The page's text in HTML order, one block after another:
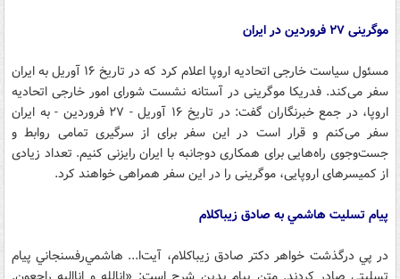
موگرینی ۲۷ فروردین در ایران
مسئول سیاست خارجی اتحادیه اروپا اعلام کرد که در تاریخ ۱۶ آوریل به ایران
سفر می‌کند. فدریکا موگرینی در آستانه نشست شورای امور خارجی اتحادیه
اروپا، در جمع خبرنگاران گفت: در تاریخ ۱۶ آوریل - ۲۷ فروردین - به ایران
سفر می‌کنم و قرار است در این سفر برای از سرگیری تمامی روابط و
جست‌وجوی راه‌هایی برای همکاری دوجانبه با ایران رایزنی کنیم. تعداد زیادی
از کمیسرهای اروپایی، موگرینی را در این سفر همراهی خواهند کرد.
پيام تسليت هاشمي به صادق زيباكلام
در پي درگذشت خواهر دكتر صادق زيباكلام، آيت‌ا... هاشمي‌رفسنجاني پيام